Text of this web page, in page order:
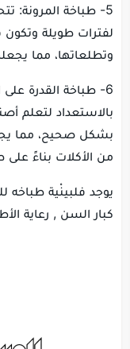
5- طباخة المرونة:
لفترات طويلة وتكون
وتطلعاتها، مما
6- طباخة القدرة على
بالاستعداد لتعلم
بشكل صحيح، مما
من الأكلات بناءً على
يوجد فلبينْية طباخه
كبار السن , رعاية